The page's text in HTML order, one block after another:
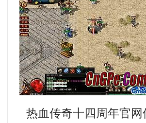
热血传奇十四周年官